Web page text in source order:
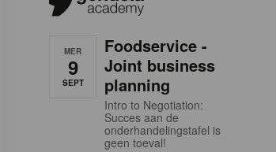
MER
9
SEPT
Foodservice -
Joint business
planning
Intro to Negotiation:
Succes aan de
onderhandelingstafel is
geen toeval!